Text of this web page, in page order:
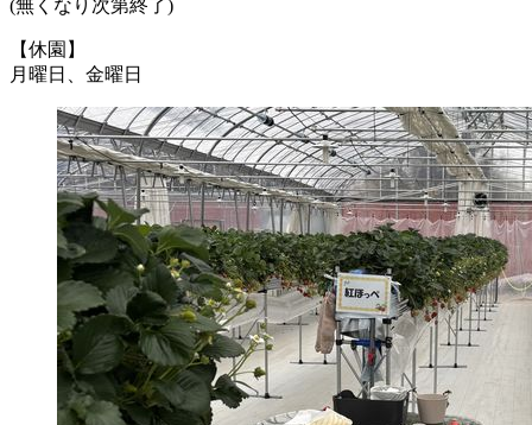
(無くなり次第終了)
【休園】
月曜日、金曜日